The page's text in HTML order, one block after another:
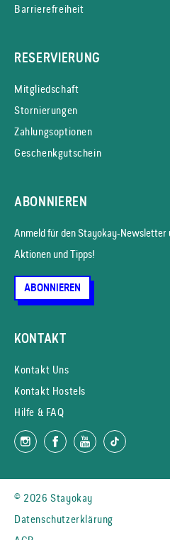
Barrierefreiheit
RESERVIERUNG
Mitgliedschaft
Stornierungen
Zahlungsoptionen
Geschenkgutschein
ABONNIEREN
Anmeld für den Stayokay-
Aktionen und Tipps!
ABONNIEREN
KONTAKT
Kontakt Uns
Kontakt Hostels
Hilfe & FAQ
© 2026 Stayokay
Datenschutzerklärung